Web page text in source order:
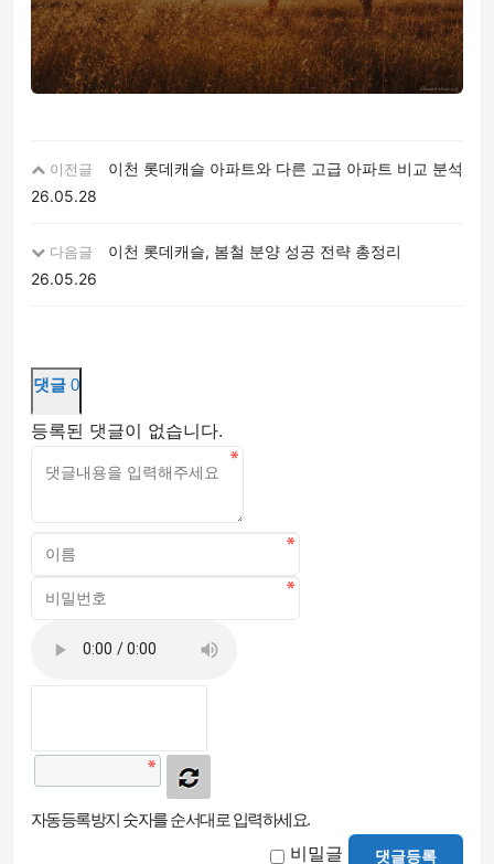
이전글
이천 롯데캐슬 아파트와 다른 고급 아파트 비교 분석
26.05.28
다음글
이천 롯데캐슬, 봄철 분양 성공 전략 총정리
26.05.26
댓글 0
등록된 댓글이 없습니다.
자동등록방지 숫자를 순서대로 입력하세요.
비밀글 댓글등록